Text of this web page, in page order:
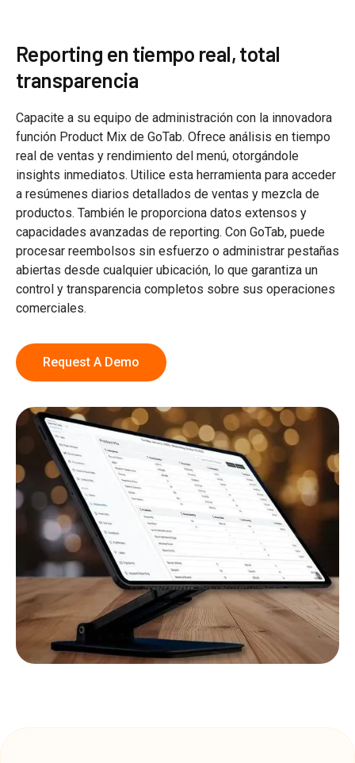
Reporting en tiempo real, total
transparencia
Capacite a su equipo de administración con la innovadora
función Product Mix de GoTab. Ofrece análisis en tiempo
real de ventas y rendimiento del menú, otorgándole
insights inmediatos. Utilice esta herramienta para acceder
a resúmenes diarios detallados de ventas y mezcla de
productos. También le proporciona datos extensos y
capacidades avanzadas de reporting. Con GoTab, puede
procesar reembolsos sin esfuerzo o administrar pestañas
abiertas desde cualquier ubicación, lo que garantiza un
control y transparencia completos sobre sus operaciones
comerciales.
Request A Demo